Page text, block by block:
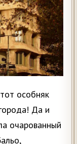
особняк
Да и
очарованный